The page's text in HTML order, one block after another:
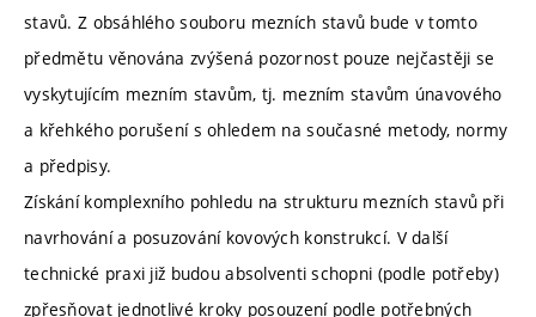
stavů. Z obsáhlého souboru mezních stavů bude v tomto
předmětu věnována zvýšená pozornost pouze nejčastěji se
vyskytujícím mezním stavům, tj. mezním stavům únavového
a křehkého porušení s ohledem na současné metody, normy
a předpisy.
Získání komplexního pohledu na strukturu mezních stavů při
navrhování a posuzování kovových konstrukcí. V další
technické praxi již budou absolventi schopni (podle potřeby)
zpřesňovat jednotlivé kroky posouzení podle potřebných